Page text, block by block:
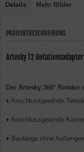
Details Mehr Bilder
PRODUKTBESCHREIBUNG
Artesky T2
Der Artesky 360°
♦ Anschlussgewinde
♦ Anschlussgewinde
♦ Baulänge ohne